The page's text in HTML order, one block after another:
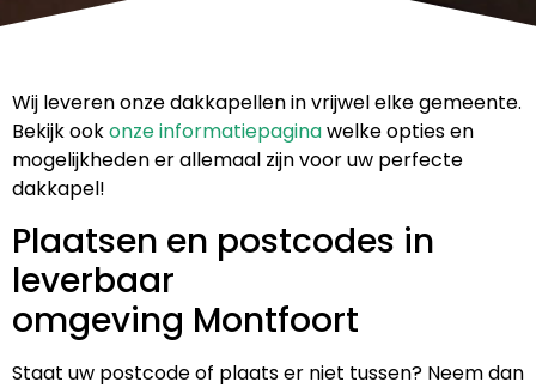
Wij leveren onze dakkapellen in vrijwel elke gemeente.
Bekijk ookonze informatiepaginawelke opties en
mogelijkheden er allemaal zijn voor uw perfecte
dakkapel!
Plaatsen en postcodes in
leverbaar
omgeving Montfoort
Staat uw postcode of plaats er niet tussen? Neem dan